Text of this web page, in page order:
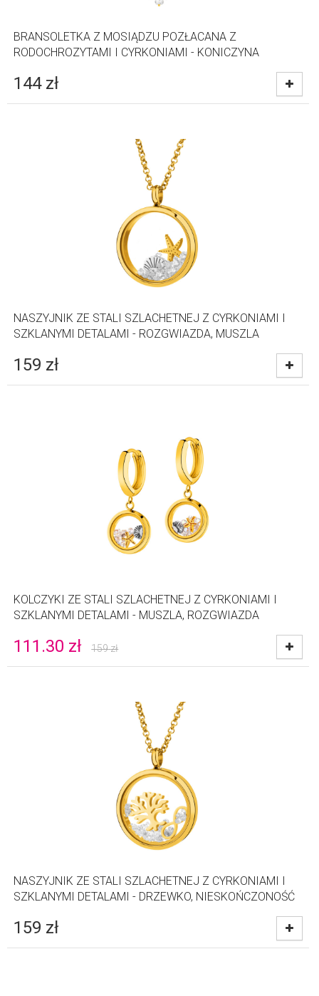
BRANSOLETKA Z MOSIĄDZU POZŁACANA Z
RODOCHROZYTAMI I CYRKONIAMI - KONICZYNA
144 zł
NASZYJNIK ZE STALI SZLACHETNEJ Z CYRKONIAMI I
SZKLANYMI DETALAMI - ROZGWIAZDA, MUSZLA
159 zł
KOLCZYKI ZE STALI SZLACHETNEJ Z CYRKONIAMI I
SZKLANYMI DETALAMI - MUSZLA, ROZGWIAZDA
111.30 zł 159zł
NASZYJNIK ZE STALI SZLACHETNEJ Z CYRKONIAMI I
SZKLANYMI DETALAMI - DRZEWKO, NIESKOŃCZONOŚĆ
159 zł